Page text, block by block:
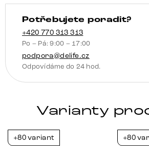
hnědá
Sarity
kov
černá
množství
Potřebujete poradit?
+420 770 313 313
Po – Pá: 9:00 – 17:00
podpora@delife.cz
Odpovídáme do 24 hod.
Varianty
+80 variant +80